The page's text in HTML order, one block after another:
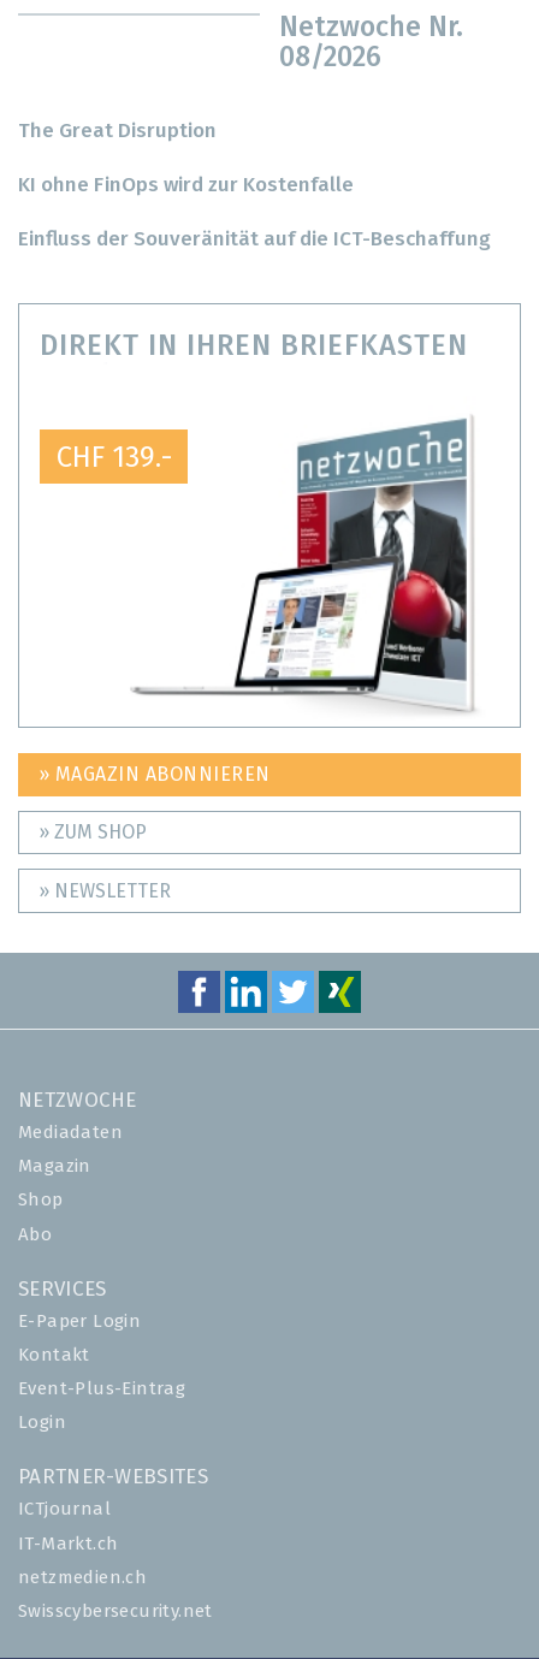
Netzwoche Nr.
08/2026
The Great Disruption
KI ohne FinOps wird zur Kostenfalle
Einfluss der Souveränität auf die ICT-Beschaffung
DIREKT IN IHREN BRIEFKASTEN
CHF 139.-
» MAGAZIN ABONNIEREN
» ZUM SHOP
» NEWSLETTER
NETZWOCHE
Mediadaten
Magazin
Shop
Abo
SERVICES
E-Paper Login
Kontakt
Event-Plus-Eintrag
Login
PARTNER-WEBSITES
ICTjournal
IT-Markt.ch
netzmedien.ch
Swisscybersecurity.net